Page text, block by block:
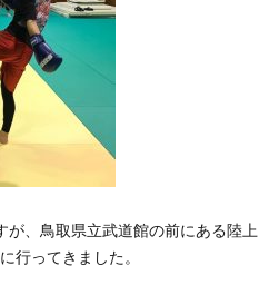
、鳥取県立武道館の前にある陸上
行ってきました。